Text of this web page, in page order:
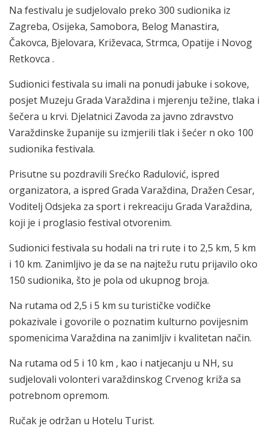
Na festivalu je sudjelovalo preko 300 sudionika iz
Zagreba, Osijeka, Samobora, Belog Manastira,
Čakovca, Bjelovara, Križevaca, Strmca, Opatije i Novog
Retkovca .
Sudionici festivala su imali na ponudi jabuke i sokove,
posjet Muzeju Grada Varaždina i mjerenju težine, tlaka i
šečera u krvi. Djelatnici Zavoda za javno zdravstvo
Varaždinske županije su izmjerili tlak i šećer n oko 100
sudionika festivala.
Prisutne su pozdravili Srećko Radulović, ispred
organizatora, a ispred Grada Varaždina, Dražen Cesar,
Voditelj Odsjeka za sport i rekreaciju Grada Varaždina,
koji je i proglasio festival otvorenim.
Sudionici festivala su hodali na tri rute i to 2,5 km, 5 km
i 10 km. Zanimljivo je da se na najtežu rutu prijavilo oko
150 sudionika, što je pola od ukupnog broja.
Na rutama od 2,5 i 5 km su turističke vodičke
pokazivale i govorile o poznatim kulturno povijesnim
spomenicima Varaždina na zanimljiv i kvalitetan način.
Na rutama od 5 i 10 km , kao i natjecanju u NH, su
sudjelovali volonteri varaždinskog Crvenog križa sa
potrebnom opremom.
Ručak je održan u Hotelu Turist.